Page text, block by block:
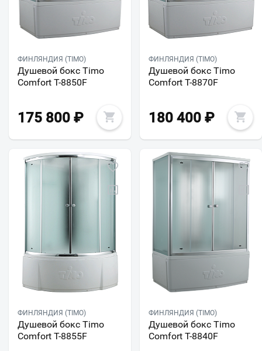
ФИНЛЯНДИЯ (TIMO)
Душевой бокс Timo
Comfort T-8850F
175 800 ₽
ФИНЛЯНДИЯ (TIMO)
Душевой бокс Timo
Comfort T-8870F
180 400 ₽
ФИНЛЯНДИЯ (TIMO)
Душевой бокс Timo
Comfort T-8855F
ФИНЛЯНДИЯ (TIMO)
Душевой бокс Timo
Comfort T-8840F